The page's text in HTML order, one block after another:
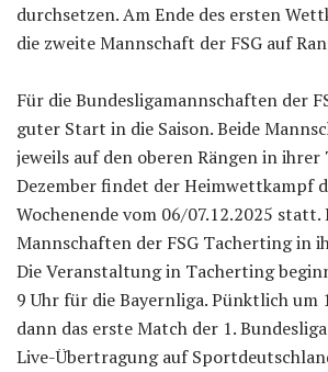
durchsetzen. Am Ende des ersten
die zweite Mannschaft der FSG auf
Für die Bundesligamannschaften der
guter Start in die Saison. Beide
jeweils auf den oberen Rängen in ihrer
Dezember findet der Heimwettkampf
Wochenende vom 06/07.12.2025
Mannschaften der FSG Tacherting in
Die Veranstaltung in Tacherting
9 Uhr für die Bayernliga. Pünktlich um
dann das erste Match der 1.
Live-Übertragung auf